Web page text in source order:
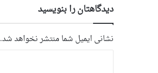
دیدگاهتان را بنویسید
نشانی ایمیل شما منتشر نخواهد شد.